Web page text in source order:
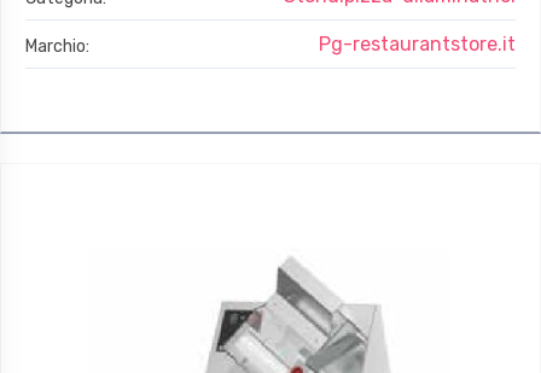
Marchio: Pg-restaurantstore.it